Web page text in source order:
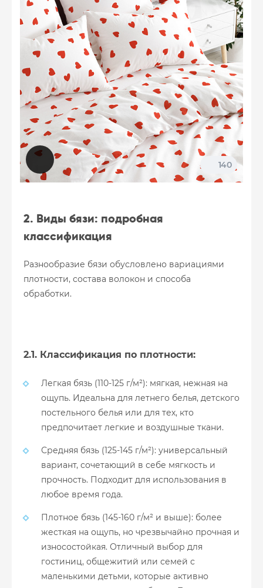
140
2. Виды бязи: подробная
классификация
Разнообразие бязи обусловлено вариациями
плотности, состава волокон и способа
обработки.
2.1. Классификация по плотности:
Легкая бязь (110-125 г/м²): мягкая, нежная на
ощупь. Идеальна для летнего белья, детского
постельного белья или для тех, кто
предпочитает легкие и воздушные ткани.
Средняя бязь (125-145 г/м²): универсальный
вариант, сочетающий в себе мягкость и
прочность. Подходит для использования в
любое время года.
Плотное бязь (145-160 г/м² и выше): более
жесткая на ощупь, но чрезвычайно прочная и
износостойкая. Отличный выбор для
гостиниц, общежитий или семей с
маленькими детьми, которые активно